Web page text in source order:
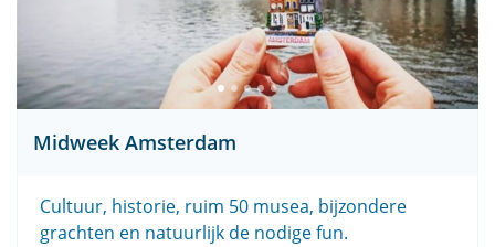
Midweek Amsterdam
Cultuur, historie, ruim 50 musea, bijzondere
grachten en natuurlijk de nodige fun.